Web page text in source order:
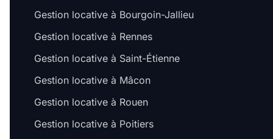
Gestion locative à Bourgoin-Jallieu
Gestion locative à Rennes
Gestion locative à Saint-Étienne
Gestion locative à Mâcon
Gestion locative à Rouen
Gestion locative à Poitiers